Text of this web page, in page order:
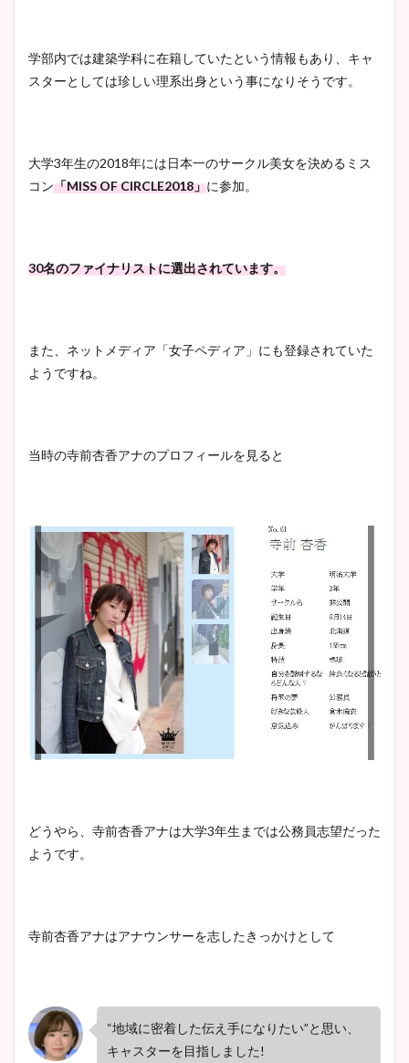
安藤萌々アナのカップ画像や
ニット衣装まとめ！美足の筋
鈴木唯の太ってた時の体重が
像比較！
とめ！美脚や水着姿に年齢も
宇賀神メグアナのニット画像
池谷実悠アナのメガネ画像が
かわいい！カップや水着姿も
まとめた！
学部内では建築学科に在籍していたという情報もあり、キャ
スターとしては珍しい理系出身という事になりそうです。
大学3年生の2018年には日本一のサークル美女を決めるミス
コン「MISS OF CIRCLE2018」に参加。
30名のファイナリストに選出されています。
また、ネットメディア「女子ペディア」にも登録されていた
ようですね。
当時の寺前杏香アナのプロフィールを見ると
どうやら、寺前杏香アナは大学3年生までは公務員志望だった
ようです。
寺前杏香アナはアナウンサーを志したきっかけとして
“地域に密着した伝え手になりたい”と思い、
キャスターを目指しました!